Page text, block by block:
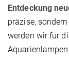
Entdeckung
präzise,
werden wir für